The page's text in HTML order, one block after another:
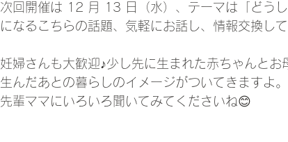
次回開催は 12 月 13 日（水）、テーマは「どう
になるこちらの話題、気軽にお話し、情報交換し
妊婦さんも大歓迎♪少し先に生まれた赤ちゃんとお
生んだあとの暮らしのイメージがついてきますよ。
先輩ママにいろいろ聞いてみてくださいね😊